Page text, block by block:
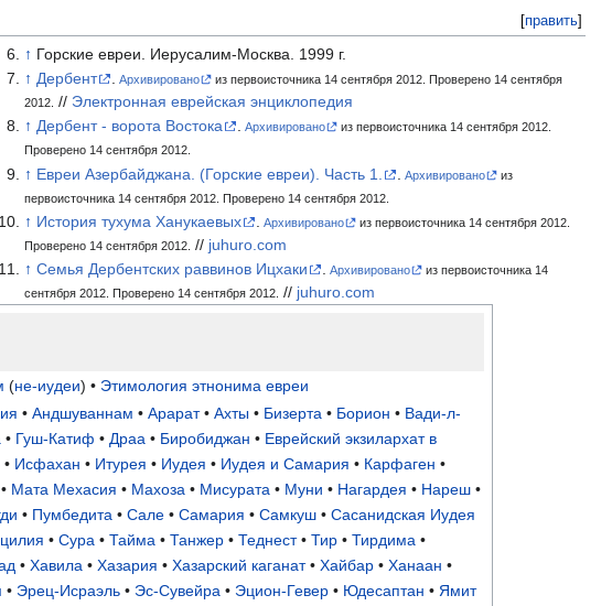
[править]
↑ Горские евреи. Иерусалим-Москва. 1999 г.
↑ Дербент Архивировано из первоисточника 14 сентября 2012. Проверено 14 сентября
2012. // Электронная еврейская энциклопедия
↑ Дербент - ворота Востока . Архивировано
из первоисточника 14 сентября 2012.
Проверено 14 сентября 2012.
↑ Евреи Азербайджана. (Горские евреи). Часть 1. Архивировано
из
первоисточника 14 сентября 2012. Проверено 14 сентября 2012.
↑ История тухума Ханукаевых . Архивировано
из первоисточника 14 сентября 2012.
Проверено 14 сентября 2012. // juhuro.com
↑ Семья Дербентских раввинов Ицхаки . Архивировано
из первоисточника 14
сентября 2012. Проверено 14 сентября 2012. // juhuro.com
(не-иудеи) • Этимология этнонима евреи
• Андшуваннам • Арарат• Ахты • Бизерта • Борион • Вади-л-
• Гуш-Катиф • Драа • Биробиджан • Еврейский экзилархат в
• Исфахан • Итурея • Иудея • Иудея и Самария • Карфаген •
• Мата Мехасия • Махоза • Мисурата • Муни • Нагардея • Нареш •
• Пумбедита • Сале • Самария • Самкуш • Сасанидская Иудея
• Сура • Тайма • Танжер • Теднест• Тир • Тирдима •
• Хавила • Хазария • Хазарский каганат• Хайбар • Ханаан •
• Эрец-Исраэль • Эс-Сувейра • Эцион-Гевер • Юдесаптан • Ямит